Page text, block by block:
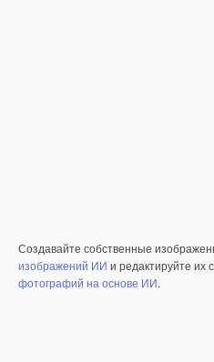
Создавайте собственные
изображений ИИ и редактируйте
фотографий на основе ИИ.